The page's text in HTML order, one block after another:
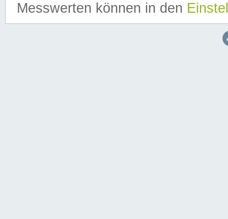
Messwerten können in den